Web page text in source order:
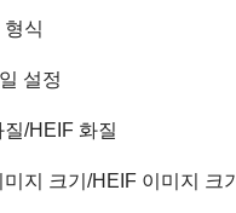
형식
설정
/HEIF 화질
지 크기/HEIF 이미지 크기